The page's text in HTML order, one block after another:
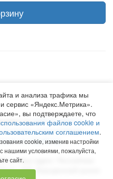
наwww.ra-salgir.ru.
Политика использования
на обработку
гг. Наш адрес:
230, Бородинский рынок
и анализа трафика мы
сервис «Яндекс.Метрика».
вы подтверждаете, что
файлов cookie и
соглашением.
cookie, изменив настройки
нашими условиями, пожалуйста,
сайт.